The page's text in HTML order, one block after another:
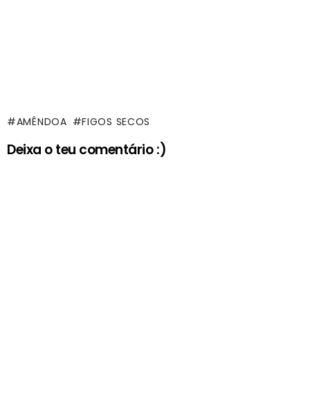
AMÊNDOA FIGOS SECOS
Deixa o teu comentário :)